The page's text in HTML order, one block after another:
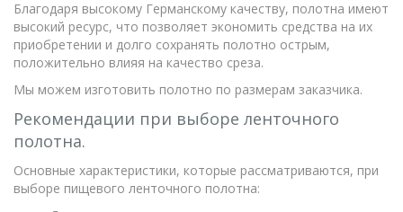
Благодаря высокому Германскому качеству, полотна имеют
высокий ресурс, что позволяет экономить средства на их
приобретении и долго сохранять полотно острым,
положительно влияя на качество среза.
Мы можем изготовить полотно по размерам заказчика.
Рекомендации при выборе ленточного
полотна.
Основные характеристики, которые рассматриваются, при
выборе пищевого ленточного полотна: